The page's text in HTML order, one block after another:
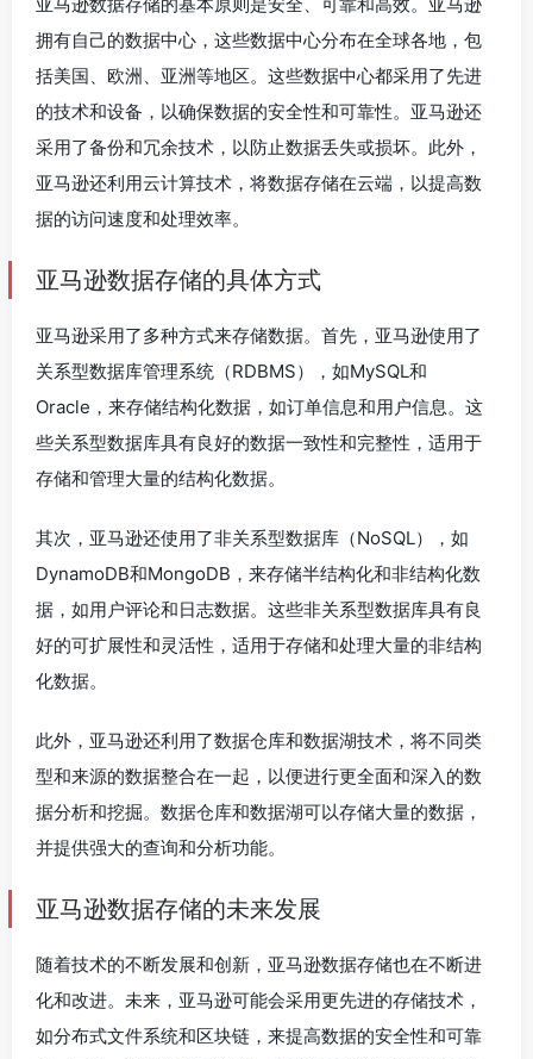
拥有自己的数据中心，这些数据中心分布在全球各地，包
括美国、欧洲、亚洲等地区。这些数据中心都采用了先进
的技术和设备，以确保数据的安全性和可靠性。亚马逊还
采用了备份和冗余技术，以防止数据丢失或损坏。此外，
亚马逊还利用云计算技术，将数据存储在云端，以提高数
据的访问速度和处理效率。
亚马逊数据存储的具体方式
亚马逊采用了多种方式来存储数据。首先，亚马逊使用了
关系型数据库管理系统（RDBMS），如MySQL和
Oracle，来存储结构化数据，如订单信息和用户信息。这
些关系型数据库具有良好的数据一致性和完整性，适用于
存储和管理大量的结构化数据。
其次，亚马逊还使用了非关系型数据库（NoSQL），如
DynamoDB和MongoDB，来存储半结构化和非结构化数
据，如用户评论和日志数据。这些非关系型数据库具有良
好的可扩展性和灵活性，适用于存储和处理大量的非结构
化数据。
此外，亚马逊还利用了数据仓库和数据湖技术，将不同类
型和来源的数据整合在一起，以便进行更全面和深入的数
据分析和挖掘。数据仓库和数据湖可以存储大量的数据，
并提供强大的查询和分析功能。
亚马逊数据存储的未来发展
随着技术的不断发展和创新，亚马逊数据存储也在不断进
化和改进。未来，亚马逊可能会采用更先进的存储技术，
如分布式文件系统和区块链，来提高数据的安全性和可靠